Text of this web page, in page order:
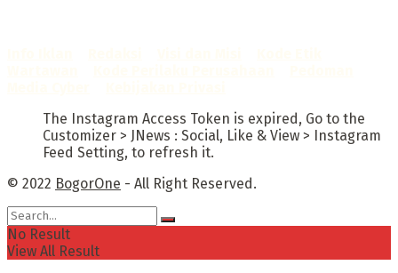
The Instagram Access Token is expired, Go to the
Customizer > JNews : Social, Like & View > Instagram
Feed Setting, to refresh it.
© 2022 BogorOne - All Right Reserved.
No Result
View All Result